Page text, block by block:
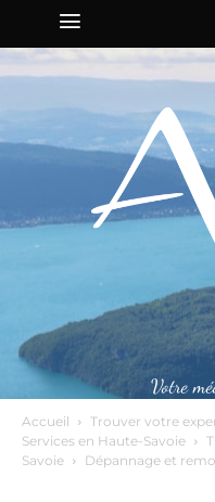
Votre
Accueil
Trouver votre
Services en Haute-Savoie
Savoie
Dépannage et